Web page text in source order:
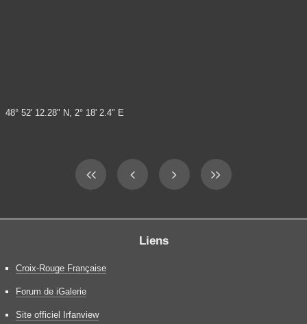
48° 52' 12.28" N, 2° 18' 2.4" E
Liens
Croix-Rouge Française
Forum de iGalerie
Site officiel Irfanview